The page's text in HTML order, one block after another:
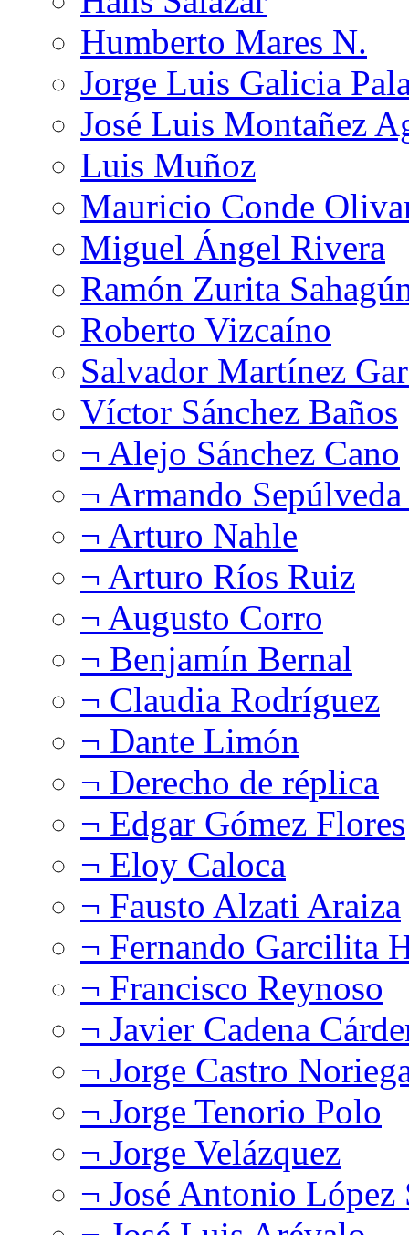
Humberto Mares N.
Jorge Luis Galicia
José Luis Montañez
Luis Muñoz
Mauricio Conde
Miguel Ángel Rivera
Ramón Zurita
Roberto Vizcaíno
Salvador Martínez
Víctor Sánchez Baños
¬ Alejo Sánchez Cano
¬ Armando
¬ Arturo Nahle
¬ Arturo Ríos Ruiz
¬ Augusto Corro
¬ Benjamín Bernal
¬ Claudia Rodríguez
¬ Dante Limón
¬ Derecho de réplica
¬ Edgar Gómez Flores
¬ Eloy Caloca
¬ Fausto Alzati Araiza
¬ Fernando Garcilita
¬ Francisco Reynoso
¬ Javier Cadena
¬ Jorge Castro
¬ Jorge Tenorio Polo
¬ Jorge Velázquez
¬ José Antonio López